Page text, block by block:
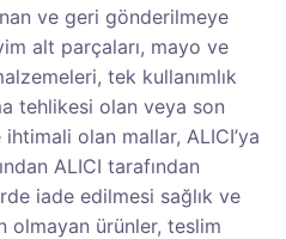
ve geri gönderilmeye
alt parçaları, mayo ve
tek kullanımlık
tehlikesi olan veya son
olan mallar, ALICI’ya
ALICI tarafından
iade edilmesi sağlık ve
olmayan ürünler, teslim